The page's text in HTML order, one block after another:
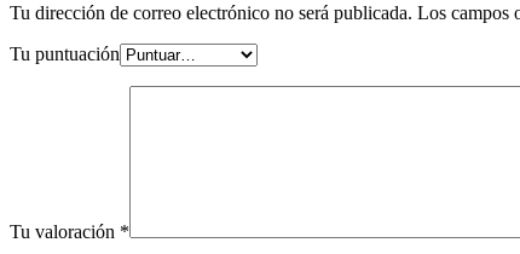
Tu dirección de correo electrónico no será publicada. Los campos
Tu puntuación
Tu valoración *